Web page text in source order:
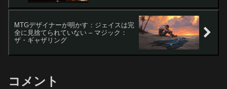
MTGデザイナーが明かす：ジェイスは完
全に見捨てられていない – マジック：
ザ・ギャザリング
コメント